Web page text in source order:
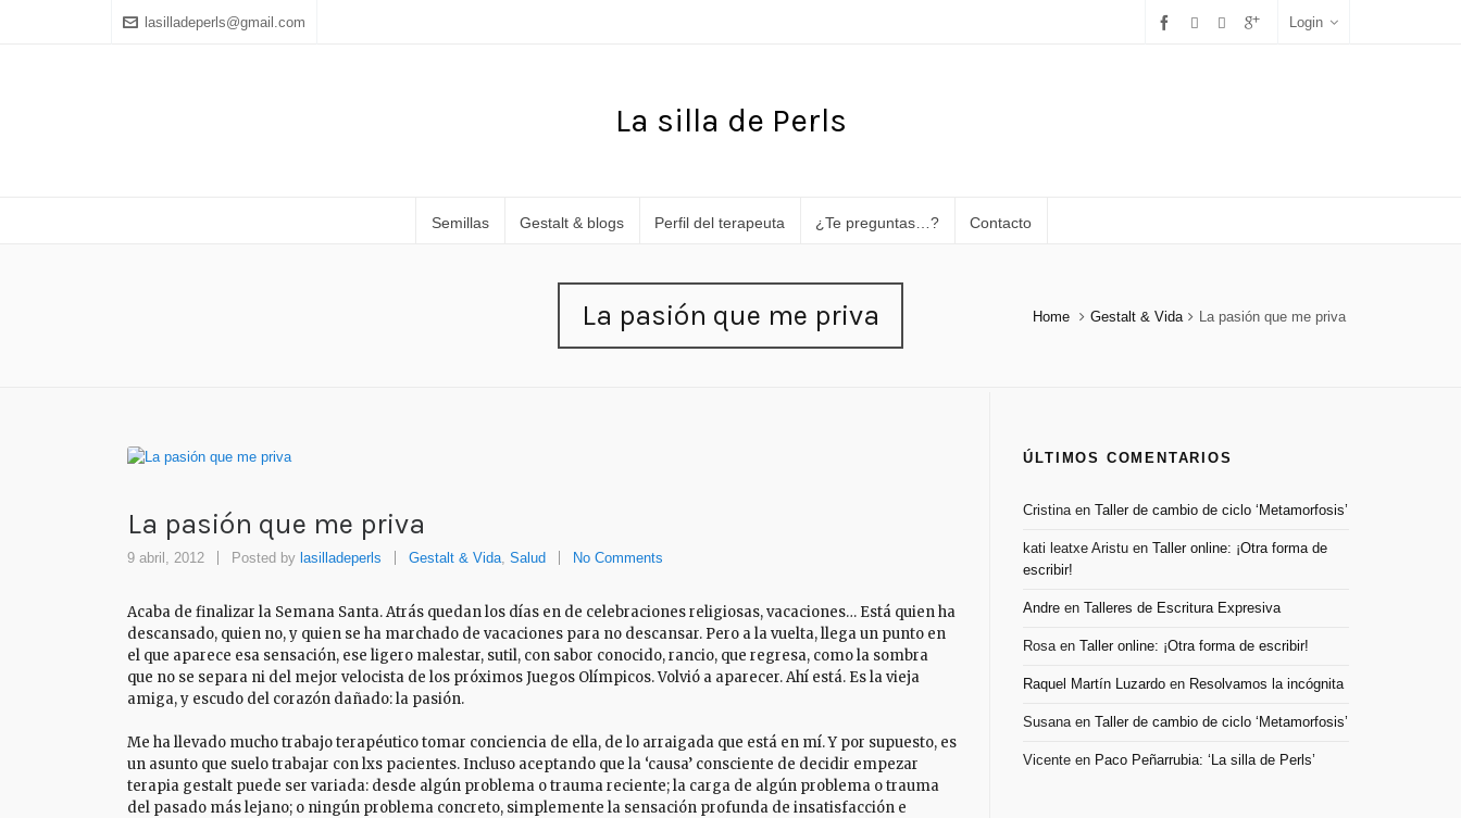
lasilladeperls@gmail.com Login
La silla de Perls
Semillas Gestalt & blogs Perfil del terapeuta ¿Te preguntas…? Contacto
La pasión que me priva Home Gestalt & Vida La pasión que me priva
La pasión que me priva
9 abril, 2012 Posted by lasilladeperls Gestalt & Vida, Salud No Comments
Acaba de finalizar la Semana Santa. Atrás quedan los días en de celebraciones religiosas, vacaciones… Está quien ha
descansado, quien no, y quien se ha marchado de vacaciones para no descansar. Pero a la vuelta, llega un punto en
el que aparece esa sensación, ese ligero malestar, sutil, con sabor conocido, rancio, que regresa, como la sombra
que no se separa ni del mejor velocista de los próximos Juegos Olímpicos. Volvió a aparecer. Ahí está. Es la vieja
amiga, y escudo del corazón dañado: la pasión.
Me ha llevado mucho trabajo terapéutico tomar conciencia de ella, de lo arraigada que está en mí. Y por supuesto, es
un asunto que suelo trabajar con lxs pacientes. Incluso aceptando que la ‘causa’ consciente de decidir empezar
terapia gestalt puede ser variada: desde algún problema o trauma reciente; la carga de algún problema o trauma
del pasado más lejano; o ningún problema concreto, simplemente la sensación profunda de insatisfacción e
ÚLTIMOS COMENTARIOS
CristinaenTaller de cambio de ciclo ‘Metamorfosis’
kati leatxe Aristu enTaller online: ¡Otra forma de
escribir!
Andre enTalleres de Escritura Expresiva
RosaenTaller online: ¡Otra forma de escribir!
Raquel Martín Luzardo en Resolvamos la incógnita
SusanaenTaller de cambio de ciclo ‘Metamorfosis’
Vicente en Paco Peñarrubia: ‘La silla de Perls’